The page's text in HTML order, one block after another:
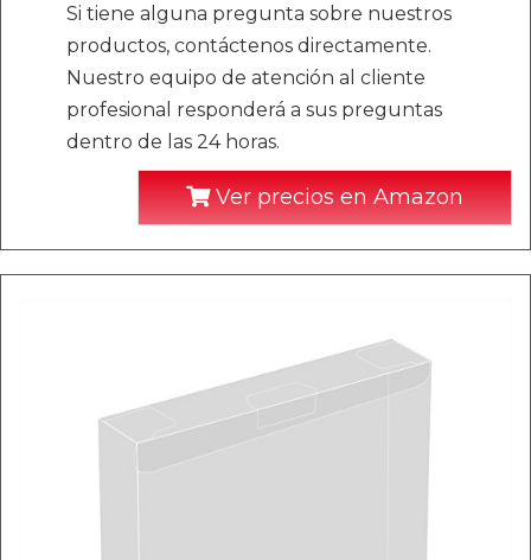
Si tiene alguna pregunta sobre nuestros
productos, contáctenos directamente.
Nuestro equipo de atención al cliente
profesional responderá a sus preguntas
dentro de las 24 horas.
Ver precios en Amazon